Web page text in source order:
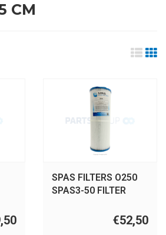
CM
SPAS FILTERS O250
SPAS3-50 FILTER
PWW50L, 4CH-949,
€52,50